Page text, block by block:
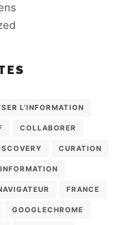
L'INFORMATION
COLLABORER
CURATION
FRANCE
GOOGLECHROME